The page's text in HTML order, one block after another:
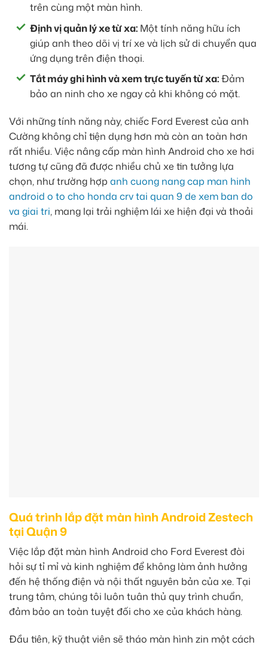
trên cùng một màn hình.
Định vị quản lý xe từ xa: Một tính năng hữu ích
giúp anh theo dõi vị trí xe và lịch sử di chuyển qua
ứng dụng trên điện thoại.
Tắt máy ghi hình và xem trực tuyến từ xa:Đảm
bảo an ninh cho xe ngay cả khi không có mặt.
Với những tính năng này, chiếc Ford Everest của anh
Cường không chỉ tiện dụng hơn mà còn an toàn hơn
rất nhiều. Việc nâng cấp màn hình Android cho xe hơi
tương tự cũng đã được nhiều chủ xe tin tưởng lựa
chọn, như trường hợp anh cuong nang cap man hinh
android o to cho honda crv tai quan 9 de xem ban do
va giai tri, mang lại trải nghiệm lái xe hiện đại và thoải
mái.
Quá trình lắp đặt màn hình Android Zestech
tại Quận 9
Việc lắp đặt màn hình Android cho Ford Everest đòi
hỏi sự tỉ mỉ và kinh nghiệm để không làm ảnh hưởng
đến hệ thống điện và nội thất nguyên bản của xe. Tại
trung tâm, chúng tôi luôn tuân thủ quy trình chuẩn,
đảm bảo an toàn tuyệt đối cho xe của khách hàng.
Đầu tiên, kỹ thuật viên sẽ tháo màn hình zin một cách